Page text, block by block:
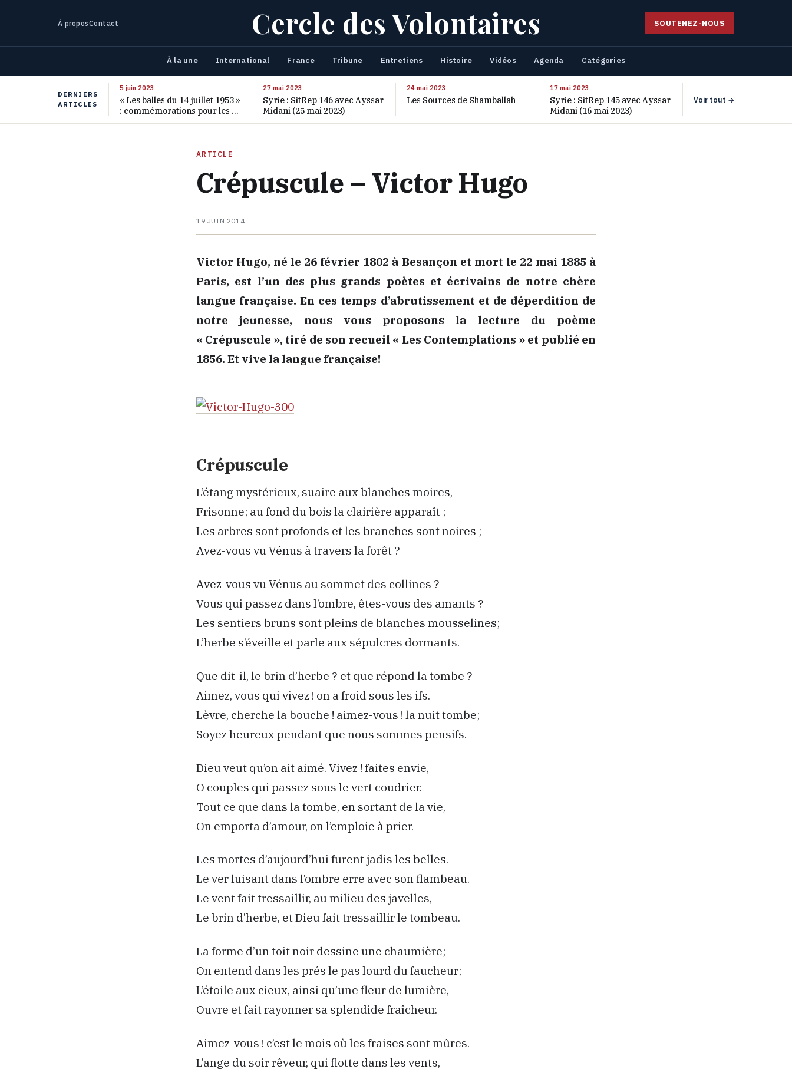
À proposContact Cercle des Volontaires SOUTENEZ-NOUS
À la une International France Tribune Entretiens Histoire Vidéos Agenda Catégories
DERNIERS
ARTICLES
5 juin 2023
« Les balles du 14 juillet 1953 »
: commémorations pour les 70
ans de ce massacre oublié
27 mai 2023
Syrie : SitRep 146 avec Ayssar
Midani (25 mai 2023)
24 mai 2023
Les Sources de Shamballah
17 mai 2023
Syrie : SitRep 145 avec Ayssar
Midani (16 mai 2023)
Voir tout →
ARTICLE
Crépuscule – Victor Hugo
19 JUIN 2014
Victor Hugo, né le 26 février 1802 à Besançon et mort le 22 mai 1885 à
Paris, est l’un des plus grands poètes et écrivains de notre chère
langue française. En ces temps d’abrutissement et de déperdition de
notre jeunesse, nous vous proposons la lecture du poème
« Crépuscule », tiré de son recueil « Les Contemplations » et publié en
1856. Et vive la langue française!
Crépuscule
L’étang mystérieux, suaire aux blanches moires,
Frisonne; au fond du bois la clairière apparaît ;
Les arbres sont profonds et les branches sont noires ;
Avez-vous vu Vénus à travers la forêt ?
Avez-vous vu Vénus au sommet des collines ?
Vous qui passez dans l’ombre, êtes-vous des amants ?
Les sentiers bruns sont pleins de blanches mousselines;
L’herbe s’éveille et parle aux sépulcres dormants.
Que dit-il, le brin d’herbe ? et que répond la tombe ?
Aimez, vous qui vivez ! on a froid sous les ifs.
Lèvre, cherche la bouche ! aimez-vous ! la nuit tombe;
Soyez heureux pendant que nous sommes pensifs.
Dieu veut qu’on ait aimé. Vivez ! faites envie,
O couples qui passez sous le vert coudrier.
Tout ce que dans la tombe, en sortant de la vie,
On emporta d’amour, on l’emploie à prier.
Les mortes d’aujourd’hui furent jadis les belles.
Le ver luisant dans l’ombre erre avec son flambeau.
Le vent fait tressaillir, au milieu des javelles,
Le brin d’herbe, et Dieu fait tressaillir le tombeau.
La forme d’un toit noir dessine une chaumière;
On entend dans les prés le pas lourd du faucheur;
L’étoile aux cieux, ainsi qu’une fleur de lumière,
Ouvre et fait rayonner sa splendide fraîcheur.
Aimez-vous ! c’est le mois où les fraises sont mûres.
L’ange du soir rêveur, qui flotte dans les vents,